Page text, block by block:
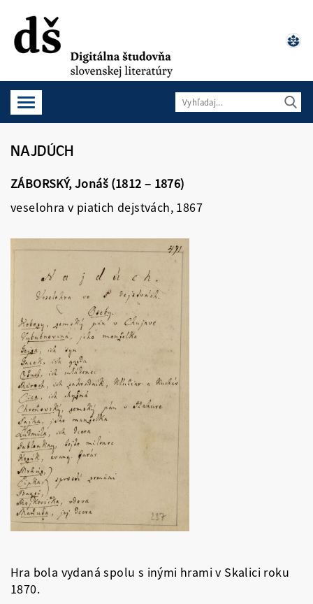
NAJDÚCH
ZÁBORSKÝ, Jonáš (1812 – 1876)
veselohra v piatich dejstvách, 1867
Hra bola vydaná spolu s inými hrami v Skalici roku
1870.